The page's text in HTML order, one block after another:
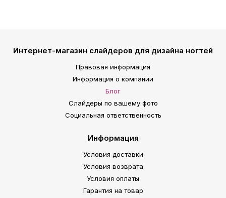
Интернет-магазин слайдеров для дизайна ногтей
Правовая информация
Информация о компании
Блог
Слайдеры по вашему фото
Социальная ответственность
Информация
Условия доставки
Условия возврата
Условия оплаты
Гарантия на товар